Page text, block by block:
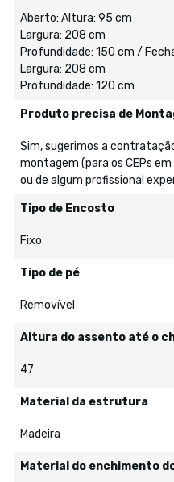
Aberto: Altura: 95 cm
Largura: 208 cm
Profundidade: 150 cm /
Largura: 208 cm
Profundidade: 120 cm
Produto precisa de
Sim, sugerimos a
montagem (para os CEPs
ou de algum profissional
Tipo de Encosto
Fixo
Tipo de pé
Removível
Altura do assento até o
47
Material da estrutura
Madeira
Material do enchimento